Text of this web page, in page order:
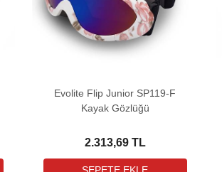
Evolite Flip Junior SP119-F
Kayak Gözlüğü
2.313,69 TL